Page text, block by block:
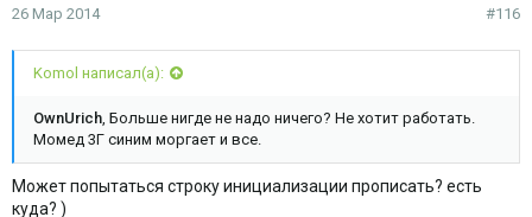
26 Мар 2014 #116
Komol написал(а):
OwnUrich , Больше нигде не надо ничего? Не хотит работать.
Момед 3Г синим моргает и все.
Может попытаться строку инициализации прописать? есть
куда? )